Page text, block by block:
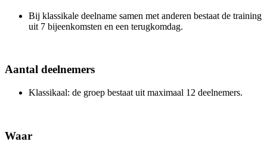
Bij klassikale deelname samen met anderen bestaat de training
uit 7 bijeenkomsten en een terugkomdag.
Aantal deelnemers
Klassikaal: de groep bestaat uit maximaal 12 deelnemers.
Waar